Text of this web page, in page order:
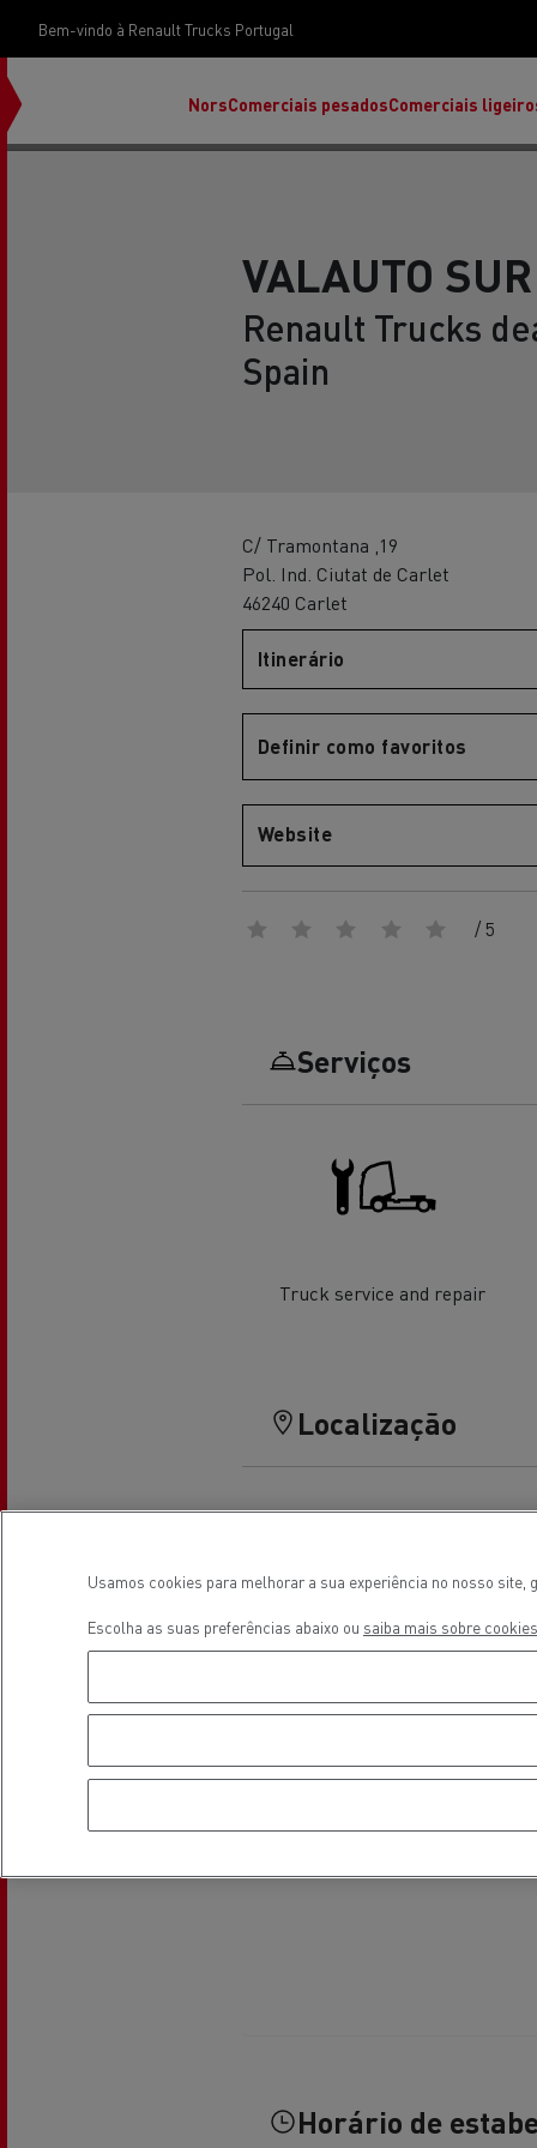
Bem-vindo à Renault Trucks Portugal
NorsComerciais pesados
A nossa gama de gasóleo
Veja os camiões disponíveis no
Trucks
Comerciais
Renault Trucks Master Red EDITION
Renault Trucks Trafic Red EDITION
Garantias do fabricante Renault
A nossa oferta 360° toda
eléctrica
Vantagens da mobilidade
elétrica para camiões
A nossa visão
RENAULT TRUCKS REDUZEM
O sonho de um engenheiro
VALAUTO
Renault Trucks
Spain
C/ Tramontana ,19
Pol. Ind. Ciutat de Carlet
46240 Carlet
Itinerário
Definir como favoritos
Website
/ 5
Serviços
Truck service and repair
Localização
Horário de
Usamos cookies para melhorar a sua experiência no nosso
Escolha as suas preferências abaixo ou saiba mais sobre cookies.